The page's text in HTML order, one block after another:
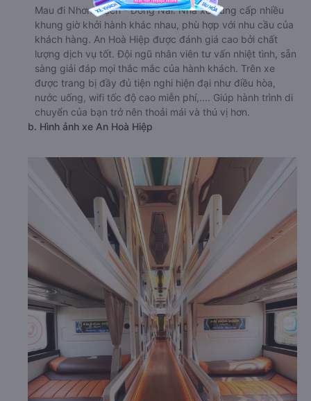
Mau đi Nhơn Trạch - Đồng Nai. Nhà xe cung cấp nhiều
khung giờ khởi hành khác nhau, phù hợp với nhu cầu của
khách hàng. An Hoà Hiệp được đánh giá cao bởi chất
lượng dịch vụ tốt. Đội ngũ nhân viên tư vấn nhiệt tình, sẵn
sàng giải đáp mọi thắc mắc của hành khách. Trên xe
được trang bị đầy đủ tiện nghi hiện đại như điều hòa,
nước uống, wifi tốc độ cao miễn phí,.... Giúp hành trình di
chuyển của bạn trở nên thoải mái và thú vị hơn.
b. Hình ảnh xe An Hoà Hiệp